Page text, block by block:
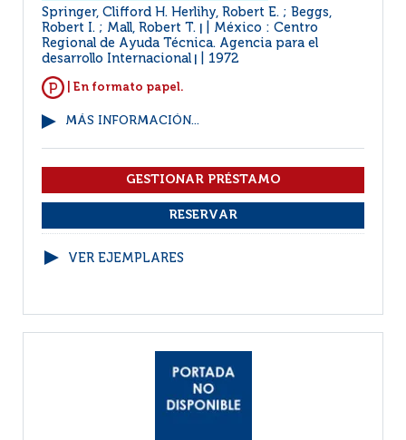
Springer, Clifford H. Herlihy, Robert E. ; Beggs,
Robert I. ; Mall, Robert T.
México : Centro
Regional de Ayuda Técnica. Agencia para el
desarrollo Internacional
1972
| En formato papel.
MÁS INFORMACIÓN...
VER EJEMPLARES